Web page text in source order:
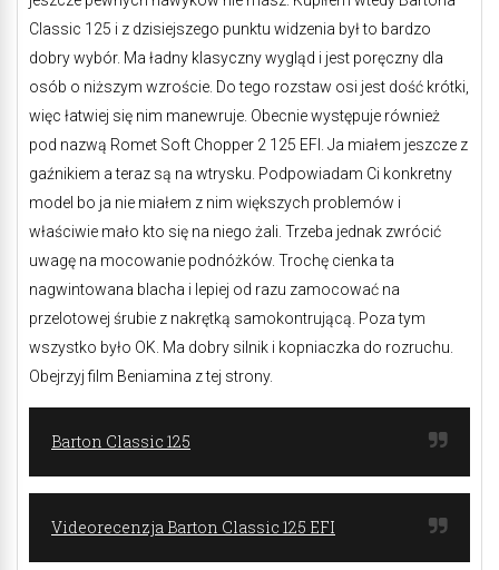
Classic 125 i z dzisiejszego punktu widzenia był to bardzo
dobry wybór. Ma ładny klasyczny wygląd i jest poręczny dla
osób o niższym wzroście. Do tego rozstaw osi jest dość krótki,
więc łatwiej się nim manewruje. Obecnie występuje również
pod nazwą Romet Soft Chopper 2 125 EFI. Ja miałem jeszcze z
gaźnikiem a teraz są na wtrysku. Podpowiadam Ci konkretny
model bo ja nie miałem z nim większych problemów i
właściwie mało kto się na niego żali. Trzeba jednak zwrócić
uwagę na mocowanie podnóżków. Trochę cienka ta
nagwintowana blacha i lepiej od razu zamocować na
przelotowej śrubie z nakrętką samokontrującą. Poza tym
wszystko było OK. Ma dobry silnik i kopniaczka do rozruchu.
Obejrzyj film Beniamina z tej strony.
Barton Classic 125
Videorecenzja Barton Classic 125 EFI